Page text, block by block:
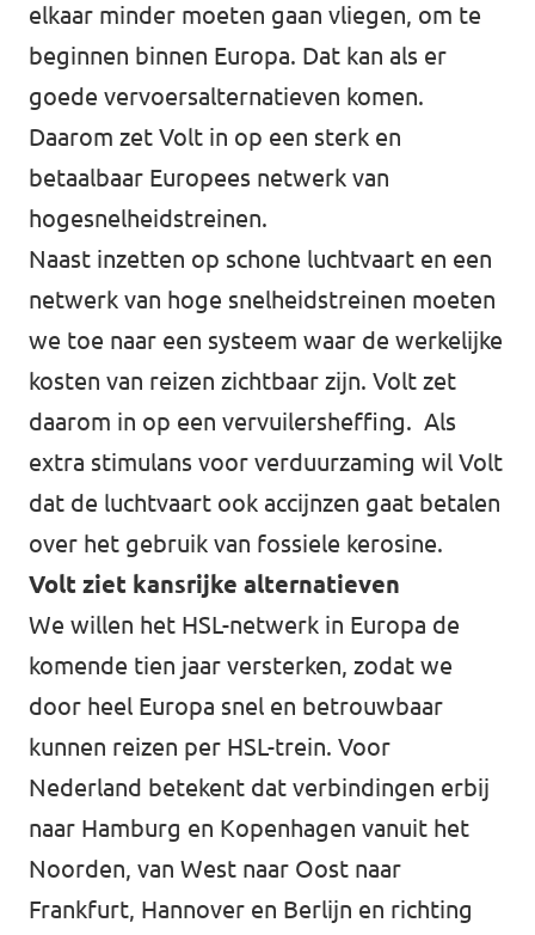
elkaar minder moeten gaan vliegen, om te
beginnen binnen Europa. Dat kan als er
goede vervoersalternatieven komen.
Daarom zet Volt in op een sterk en
betaalbaar Europees netwerk van
hogesnelheidstreinen.
Naast inzetten op schone luchtvaart en een
netwerk van hoge snelheidstreinen moeten
we toe naar een systeem waar de werkelijke
kosten van reizen zichtbaar zijn. Volt zet
daarom in op een vervuilersheffing. Als
extra stimulans voor verduurzaming wil Volt
dat de luchtvaart ook accijnzen gaat betalen
over het gebruik van fossiele kerosine.
Volt ziet kansrijke alternatieven
We willen het HSL-netwerk in Europa de
komende tien jaar versterken, zodat we
door heel Europa snel en betrouwbaar
kunnen reizen per HSL-trein. Voor
Nederland betekent dat verbindingen erbij
naar Hamburg en Kopenhagen vanuit het
Noorden, van West naar Oost naar
Frankfurt, Hannover en Berlijn en richting